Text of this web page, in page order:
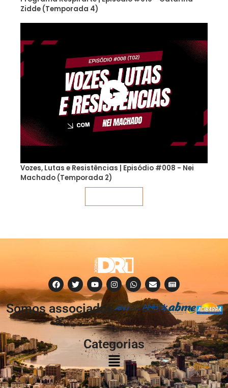
Zidde (Temporada 4)
Vozes, Lutas e Resistências | Episódio #008 - Nei
Machado (Temporada 2)
Somos associados
à:
Categorias